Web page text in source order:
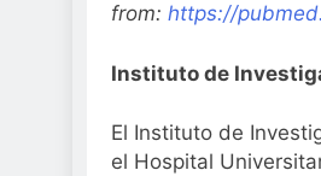
from: https://
Instituto de
El Instituto de
el Hospital